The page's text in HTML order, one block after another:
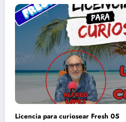
Licencia para curiosear Fresh 05